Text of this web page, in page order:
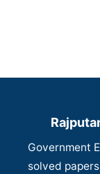
Government
solved